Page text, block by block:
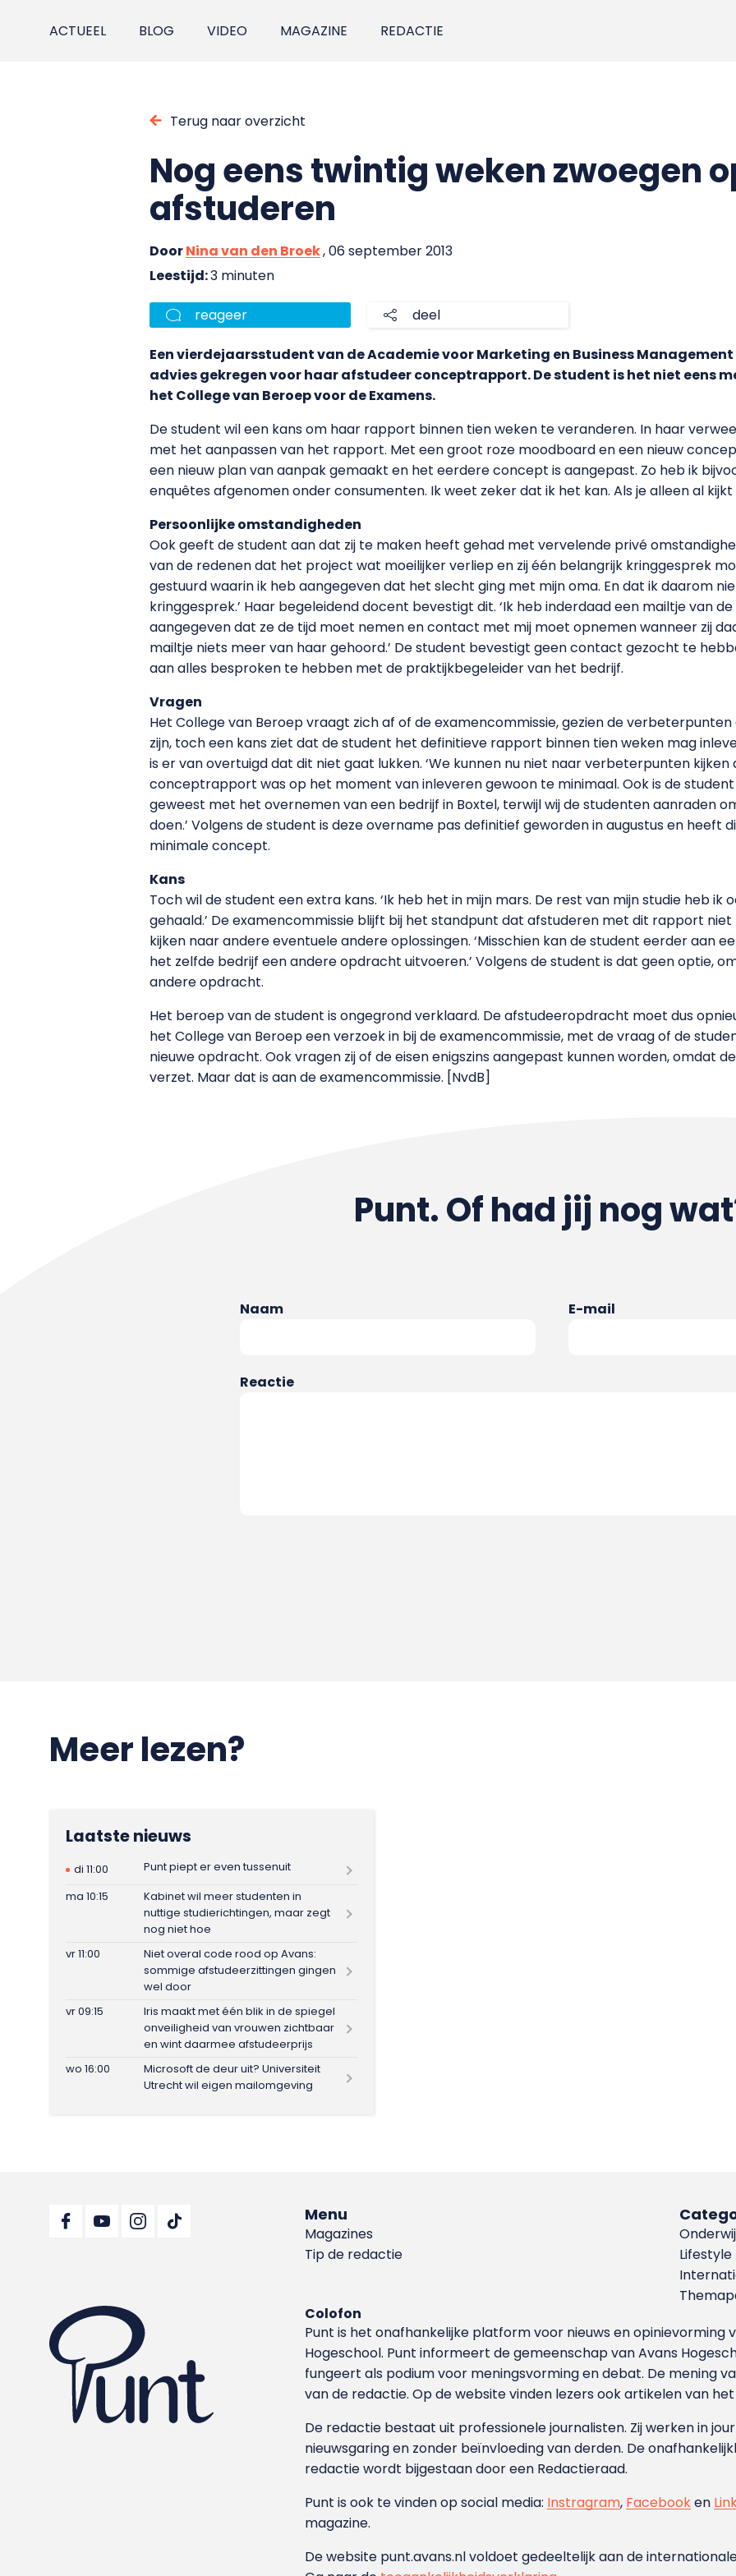
ACTUEEL BLOG VIDEO MAGAZINE REDACTIE
Terug naar overzicht
Nog eens twintig weken zwoegen
afstuderen
DoorNina van den Broek, 06 september 2013
Leestijd:3 minuten
reageer deel
Een vierdejaarsstudent van de Academie voor Marketing en Business
advies gekregen voor haar afstudeer conceptrapport. De student is het niet eens
het College van Beroep voor de Examens.
De student wil een kans om haar rapport binnen tien weken te veranderen. In haar
met het aanpassen van het rapport. Met een groot roze moodboard en een nieuw
een nieuw plan van aanpak gemaakt en het eerdere concept is aangepast. Zo heb ik
enquêtes afgenomen onder consumenten. Ik weet zeker dat ik het kan. Als je alleen al kijkt
Persoonlijke omstandigheden
Ook geeft de student aan dat zij te maken heeft gehad met vervelende privé
van de redenen dat het project wat moeilijker verliep en zij één belangrijk kringgesprek
gestuurd waarin ik heb aangegeven dat het slecht ging met mijn oma. En dat ik daarom
kringgesprek.’ Haar begeleidend docent bevestigt dit. ‘Ik heb inderdaad een mailtje van
aangegeven dat ze de tijd moet nemen en contact met mij moet opnemen wanneer zij
mailtje niets meer van haar gehoord.’ De student bevestigt geen contact gezocht te
aan alles besproken te hebben met de praktijkbegeleider van het bedrijf.
Vragen
Het College van Beroep vraagt zich af of de examencommissie, gezien de
zijn, toch een kans ziet dat de student het definitieve rapport binnen tien weken mag
is er van overtuigd dat dit niet gaat lukken. ‘We kunnen nu niet naar verbeterpunten kijken
conceptrapport was op het moment van inleveren gewoon te minimaal. Ook is de
geweest met het overnemen van een bedrijf in Boxtel, terwijl wij de studenten aanraden
doen.’ Volgens de student is deze overname pas definitief geworden in augustus en heeft
minimale concept.
Kans
Toch wil de student een extra kans. ‘Ik heb het in mijn mars. De rest van mijn studie heb ik
gehaald.’ De examencommissie blijft bij het standpunt dat afstuderen met dit rapport niet
kijken naar andere eventuele andere oplossingen. ‘Misschien kan de student eerder aan
het zelfde bedrijf een andere opdracht uitvoeren.’ Volgens de student is dat geen optie,
andere opdracht.
Het beroep van de student is ongegrond verklaard. De afstudeeropdracht moet dus
het College van Beroep een verzoek in bij de examencommissie, met de vraag of de
nieuwe opdracht. Ook vragen zij of de eisen enigszins aangepast kunnen worden, omdat
verzet. Maar dat is aan de examencommissie. [NvdB]
Punt. Of had jij nog
Naam E-mail
Reactie
Meer lezen?
Laatste nieuws
di 11:00
Punt piept er even tussenuit
ma 10:15
Kabinet wil meer studenten in
nuttige studierichtingen, maar zegt
nog niet hoe
vr 11:00
Niet overal code rood op Avans:
sommige afstudeerzittingen gingen
wel door
vr 09:15
Iris maakt met één blik in de spiegel
onveiligheid van vrouwen zichtbaar
en wint daarmee afstudeerprijs
wo 16:00
Microsoft de deur uit? Universiteit
Utrecht wil eigen mailomgeving
Menu
Magazines
Tip de redactie
Lifestyle
Colofon
Punt is het onafhankelijke platform voor nieuws en
Hoge­school. Punt informeert de gemeenschap van Avans
fungeert als podium voor meningsvorming en debat. De mening
van de redactie. Op de website vinden lezers ook artikelen van
De redactie bestaat uit professionele journalisten. Zij werken in
nieuwsgaring en zonder beïnvloeding van derden. De
redactie wordt bijgestaan door een Redactieraad.
Punt is ook te vinden op social media: Instragram, Facebooken
magazine.
De website punt.avans.nl voldoet gedeeltelijk aan de